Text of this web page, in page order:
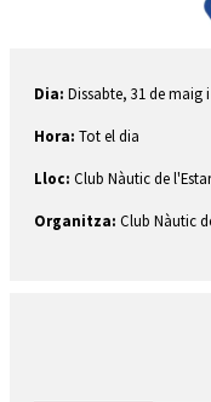
Dia: Dissabte, 31 de maig
Hora: Tot el dia
Lloc: Club Nàutic de
Organitza: Club Nàutic